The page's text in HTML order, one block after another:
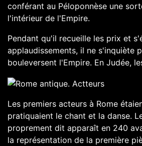
conférant au Péloponnèse une
l'intérieur de l'Empire.
Pendant qu'il recueille les prix et
applaudissements, il ne s'inquiète
bouleversent l'Empire. En Judée,
Les premiers acteurs à Rome
pratiquaient le chant et la danse.
proprement dit apparaît en 240
la représentation de la première